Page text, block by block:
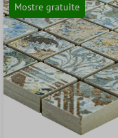
Mostre gratuite